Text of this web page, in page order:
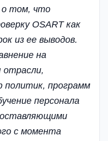
о том, что
OSART как
из ее выводов.
на
отрасли,
политик, программ
персонала
с момента